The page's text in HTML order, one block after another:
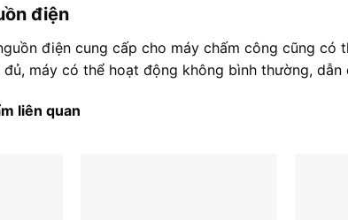
điện
điện cung cấp cho máy chấm công cũng có
máy có thể hoạt động không bình thường, dẫn
liên quan